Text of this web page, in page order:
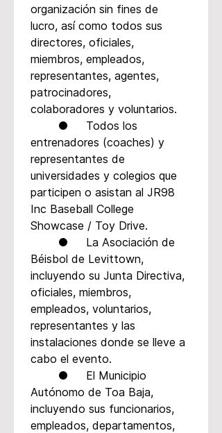
organización sin fines de
lucro, así como todos sus
directores, oficiales,
miembros, empleados,
representantes, agentes,
patrocinadores,
colaboradores y voluntarios.
	●	Todos los
entrenadores (coaches) y
representantes de
universidades y colegios que
participen o asistan al JR98
Inc Baseball College
Showcase / Toy Drive.
	●	La Asociación de
Béisbol de Levittown,
incluyendo su Junta Directiva,
oficiales, miembros,
empleados, voluntarios,
representantes y las
instalaciones donde se lleve a
cabo el evento.
	●	El Municipio
Autónomo de Toa Baja,
incluyendo sus funcionarios,
empleados, departamentos,